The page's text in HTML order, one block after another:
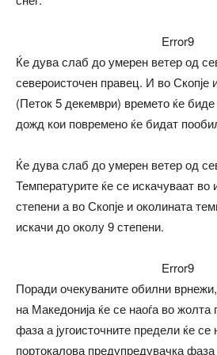
Error9
Ќе дува слаб до умерен ветер од
североисточен правец. И во Скопје
(Петок 5 декември) времето ќе
дожд кои повремено ќе бидат
Ќе дува слаб до умерен ветер од
Температурите ќе се искачуваат во
степени а во Скопје и околината
искачи до околу 9 степени.
Error9
Поради очекуваните обилни
на Македонија ќе се наоѓа во жолта
фаза а југоисточните предели ќе се
портокалова предупредувачка